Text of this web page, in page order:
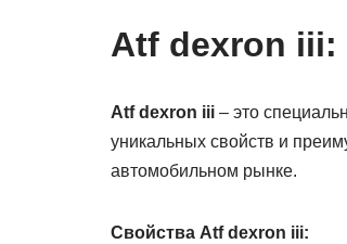
Atf dexron iii:
Atf dexron iii – это
уникальных свойств и
автомобильном рынке.
Свойства Atf dexron iii: